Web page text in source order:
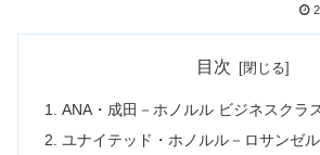
目次
ANA・成田－ホノルル ビジネスクラ
ユナイテッド・ホノルル－ロサンゼ